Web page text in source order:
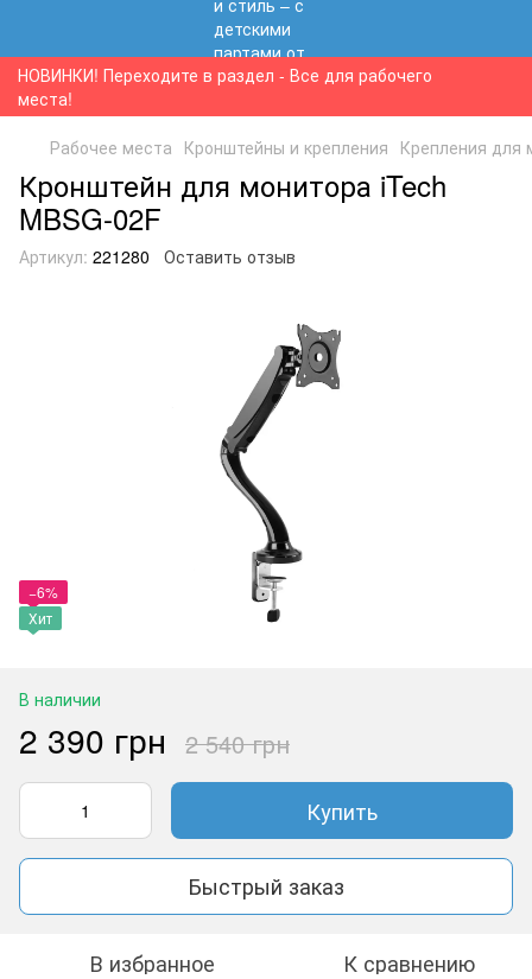
НОВИНКИ! Переходите в раздел - Все для рабочего
места!
Рабочее места Кронштейны и крепления Крепления для
Кронштейн для монитора iTech
MBSG-02F
Артикул: 221280 Оставить отзыв
−6%
Хит
В наличии
2 390 грн 2 540 грн
Купить
Быстрый заказ
В избранное К сравнению